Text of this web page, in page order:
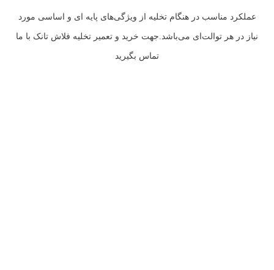
عملکرد مناسب در هنگام تخلیه از ویژگی‌های پایه ای و اساسی مورد
نیاز در هر توالت‌ای می‌باشد.جهت خرید و تعمیر تخلیه فلاش تانک با ما
تماس بگیرید